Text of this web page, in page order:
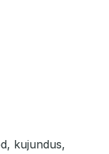
kujundus,